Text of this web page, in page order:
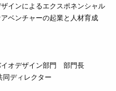
インによるエクスポネンシャル
ベンチャーの起業と人材育成
オデザイン部門 部門長
ディレクター